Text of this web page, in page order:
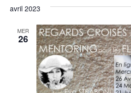
date.
avril 2023
MER
26